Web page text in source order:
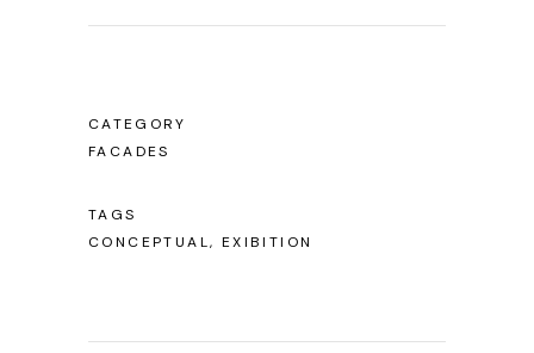
CATEGORY
FACADES
TAGS
CONCEPTUAL, EXIBITION